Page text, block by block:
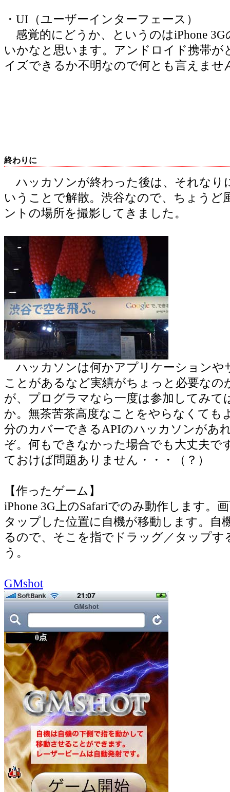
・UI（ユーザーインターフェース）
感覚的にどうか、というのはiPhone
いかなと思います。アンドロイド携帯が
イズできるか不明なので何とも言えませ
終わりに
ハッカソンが終わった後は、それなり
いうことで解散。渋谷なので、ちょうど
ントの場所を撮影してきました。
ハッカソンは何かアプリケーションや
ことがあるなど実績がちょっと必要なの
が、プログラマなら一度は参加してみて
か。無茶苦茶高度なことをやらなくても
分のカバーできるAPIのハッカソンがあ
ぞ。何もできなかった場合でも大丈夫で
ておけば問題ありません・・・（？）
【作ったゲーム】
iPhone 3G上のSafariでのみ動作します。
タップした位置に自機が移動します。自
るので、そこを指でドラッグ／タップす
う。
GMshot